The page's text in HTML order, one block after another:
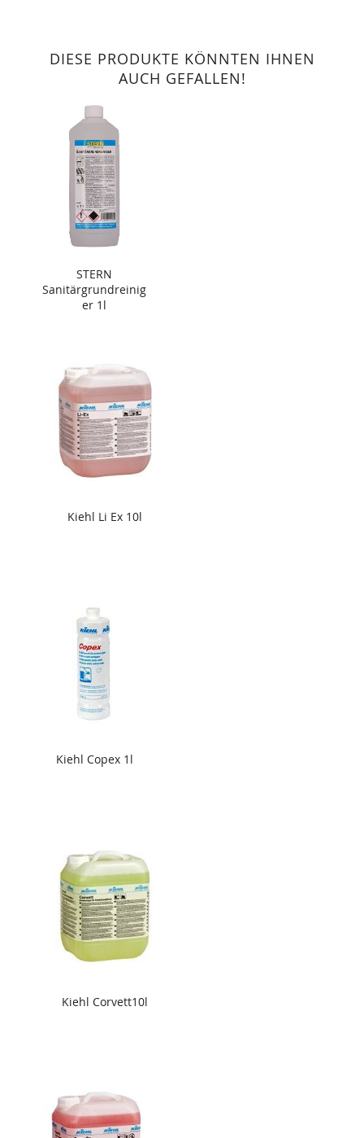
DIESE PRODUKTE KÖNNTEN IHNEN
AUCH GEFALLEN!
STERN
Sanitärgrundreinig
er 1l
Kiehl Li Ex 10l
Kiehl Copex 1l
Kiehl Corvett10l